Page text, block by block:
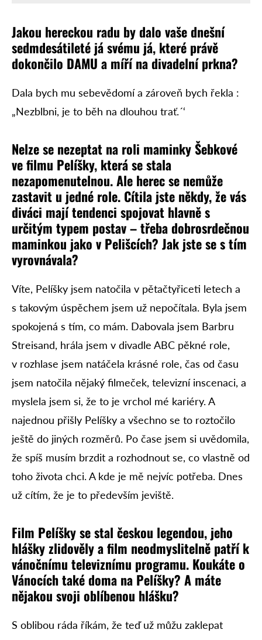
Jakou hereckou radu by dalo vaše dnešní
sedmdesátileté já svému já, které právě
dokončilo DAMU a míří na divadelní prkna?
Dala bych mu sebevědomí a zároveň bych řekla :
„Nezblbni, je to běh na dlouhou trať.´‘
Nelze se nezeptat na roli maminky Šebkové
ve filmu Pelíšky, která se stala
nezapomenutelnou. Ale herec se nemůže
zastavit u jedné role. Cítila jste někdy, že vás
diváci mají tendenci spojovat hlavně s
určitým typem postav – třeba dobrosrdečnou
maminkou jako v Pelišcích? Jak jste se s tím
vyrovnávala?
Víte, Pelíšky jsem natočila v pětačtyřiceti letech a
s takovým úspěchem jsem už nepočítala. Byla jsem
spokojená s tím, co mám. Dabovala jsem Barbru
Streisand, hrála jsem v divadle ABC pěkné role,
v rozhlase jsem natáčela krásné role, čas od času
jsem natočila nějaký filmeček, televizní inscenaci, a
myslela jsem si, že to je vrchol mé kariéry. A
najednou přišly Pelíšky a všechno se to roztočilo
ještě do jiných rozměrů. Po čase jsem si uvědomila,
že spíš musím brzdit a rozhodnout se, co vlastně od
toho života chci. A kde je mě nejvíc potřeba. Dnes
už cítím, že je to především jeviště.
Film Pelíšky se stal českou legendou, jeho
hlášky zlidověly a film neodmyslitelně patří k
vánočnímu televiznímu programu. Koukáte o
Vánocích také doma na Pelíšky? A máte
nějakou svoji oblíbenou hlášku?
S oblibou ráda říkám, že teď už můžu zaklepat